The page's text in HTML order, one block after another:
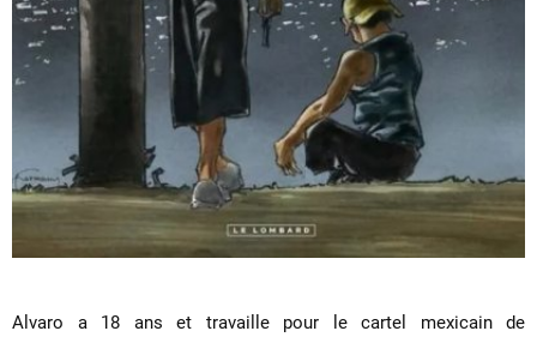
Alvaro a 18 ans et travaille pour le cartel mexicain de